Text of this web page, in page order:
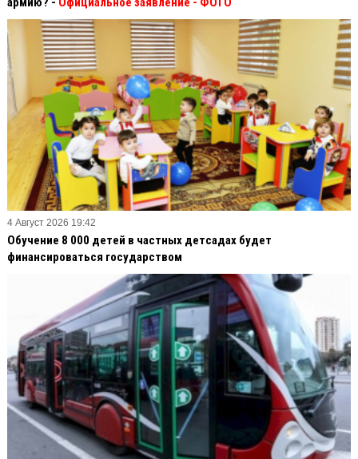
4 Август 2026 19:42
Обучение 8 000 детей в частных детсадах будет
финансироваться государством